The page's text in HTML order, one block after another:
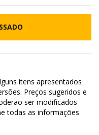
itens apresentados
Preços sugeridos e
ser modificados
todas as informações